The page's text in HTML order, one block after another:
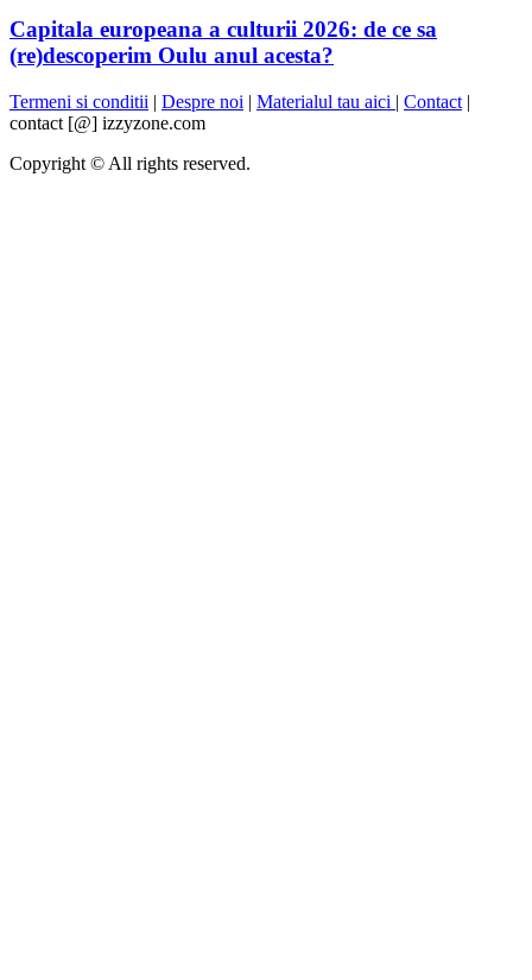
Capitala europeana a culturii 2026: de ce sa
(re)descoperim Oulu anul acesta?
Termeni si conditii | Despre noi | Materialul tau aici | Contact |
contact [@] izzyzone.com
Copyright © All rights reserved.